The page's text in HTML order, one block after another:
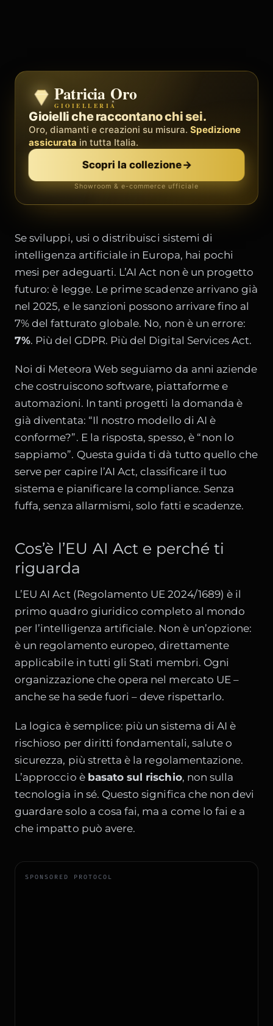
Zenith
BY METEORA WEB
Il sistema operativo della tua attività.
Social, clienti, prenotazioni e fatture inun'unica
piattaforma. Palestre, barber, professionisti.
Scopri Zenith→
Demo gratis · senza carta
Patricia Oro
GIOIELLERIA
Gioielli che raccontano chi sei.
Oro, diamanti e creazioni su misura. Spedizione
assicurata in tutta Italia.
Scopri la collezione→
Showroom & e-commerce ufficiale
Se sviluppi, usi o distribuisci sistemi di
intelligenza artificiale in Europa, hai pochi
mesi per adeguarti. L’AI Act non è un progetto
futuro: è legge. Le prime scadenze arrivano già
nel 2025, e le sanzioni possono arrivare fino al
7% del fatturato globale. No, non è un errore:
7%. Più del GDPR. Più del Digital Services Act.
Noi di Meteora Web seguiamo da anni aziende
che costruiscono software, piattaforme e
automazioni. In tanti progetti la domanda è
già diventata: “Il nostro modello di AI è
conforme?”. E la risposta, spesso, è “non lo
sappiamo”. Questa guida ti dà tutto quello che
serve per capire l’AI Act, classificare il tuo
sistema e pianificare la compliance. Senza
fuffa, senza allarmismi, solo fatti e scadenze.
Cos’è l’EU AI Act e perché ti
riguarda
L’EU AI Act (Regolamento UE 2024/1689) è il
primo quadro giuridico completo al mondo
per l’intelligenza artificiale. Non è un’opzione:
è un regolamento europeo, direttamente
applicabile in tutti gli Stati membri. Ogni
organizzazione che opera nel mercato UE –
anche se ha sede fuori – deve rispettarlo.
La logica è semplice: più un sistema di AI è
rischioso per diritti fondamentali, salute o
sicurezza, più stretta è la regolamentazione.
L’approccio è basato sul rischio, non sulla
tecnologia in sé. Questo significa che non devi
guardare solo a cosa fai, ma a come lo fai e a
che impatto può avere.
SPONSORED PROTOCOL